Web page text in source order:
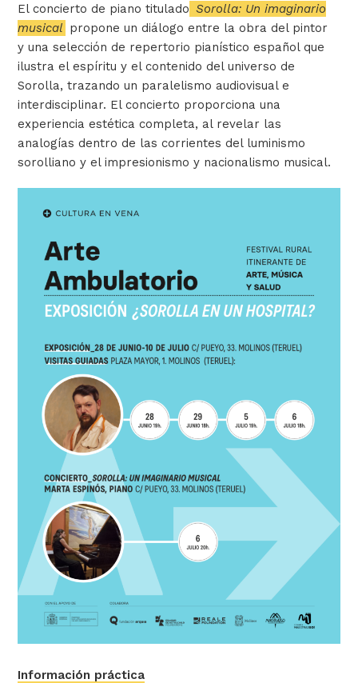
El concierto de piano titulado Sorolla: Un imaginario
musical propone un diálogo entre la obra del pintor
y una selección de repertorio pianístico español que
ilustra el espíritu y el contenido del universo de
Sorolla, trazando un paralelismo audiovisual e
interdisciplinar. El concierto proporciona una
experiencia estética completa, al revelar las
analogías dentro de las corrientes del luminismo
sorolliano y el impresionismo y nacionalismo musical.
Información práctica